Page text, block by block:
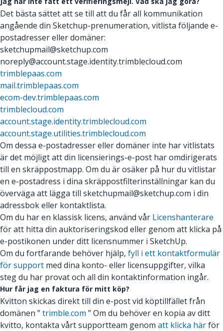
Det bästa sättet att se till att du får all kommunikation
angående din Sketchup-prenumeration, vitlista följande e-
postadresser eller domäner:
sketchupmail@sketchup.com
noreply@account.stage.identity.trimblecloud.com
trimblepaas.com
mail.trimblepaas.com
ecom-dev.trimblepaas.com
trimblecloud.com
account.stage.identity.trimblecloud.com
account.stage.utilities.trimblecloud.com
Om dessa e-postadresser eller domäner inte har vitlistats
är det möjligt att din licensierings-e-post har omdirigerats
till en skräppostmapp. Om du är osäker på hur du vitlistar
en e-postadress i dina skräppostfilterinställningar kan du
överväga att lägga till sketchupmail@sketchup.com i din
adressbok eller kontaktlista.
Om du har en klassisk licens, använd vår Licenshanterare
för att hitta din auktoriseringskod eller genom att klicka på
e-postikonen under ditt licensnummer i SketchUp.
Om du fortfarande behöver hjälp, fyll i ett kontaktformulär
för support med dina konto- eller licensuppgifter, vilka
steg du har provat och all din kontaktinformation ingår.
Hur får jag en faktura för mitt köp?
Kvitton skickas direkt till din e-post vid köptillfället från
domänen ”trimble.com ” Om du behöver en kopia av ditt
kvitto, kontakta vårt supportteam genom att klicka härför